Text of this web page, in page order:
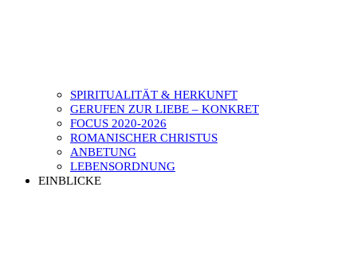
SPIRITUALITÄT & HERKUNFT
GERUFEN ZUR LIEBE – KONKRET
FOCUS 2020-2026
ROMANISCHER CHRISTUS
ANBETUNG
LEBENSORDNUNG
EINBLICKE